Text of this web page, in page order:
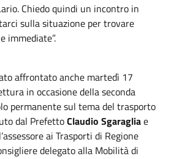
Chiedo quindi un incontro in
sulla situazione per trovare
immediate”.
affrontato anche martedì 17
in occasione della seconda
permanente sul tema del trasporto
dal PrefettoClaudio Sgaragliae
ai Trasporti di Regione
delegato alla Mobilità di